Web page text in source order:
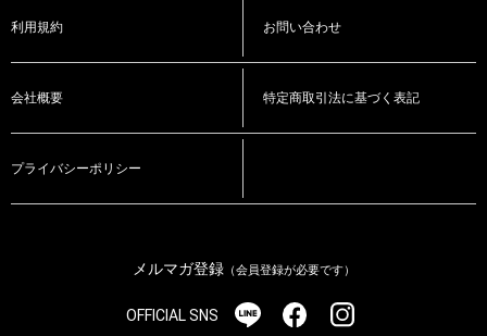
利用規約 お問い合わせ
会社概要 特定商取引法に基づく表記
プライバシーポリシー
メルマガ登録（会員登録が必要です）
OFFICIAL SNS